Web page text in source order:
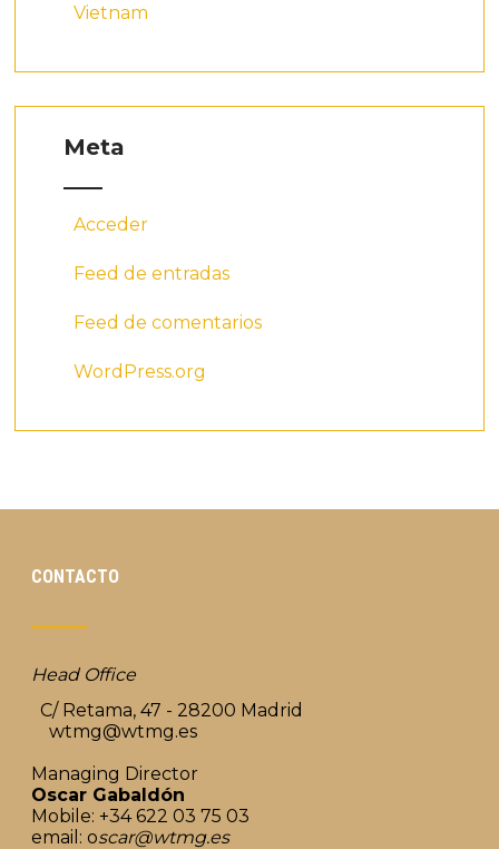
Vietnam
Meta
Acceder
Feed de entradas
Feed de comentarios
WordPress.org
CONTACTO
Head Office
C/ Retama, 47 - 28200 Madrid
wtmg@wtmg.es
Managing Director
Oscar Gabaldón
Mobile: +34 622 03 75 03
email: oscar@wtmg.es